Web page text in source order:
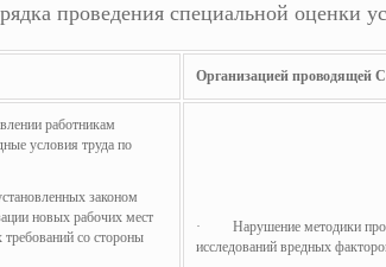
проведения специальной оценки
Организацией проводящей
работникам
условия труда по
законом
новых рабочих мест
со стороны
· Нарушение методики
исследований вредных